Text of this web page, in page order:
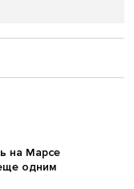
на Марсе
одним